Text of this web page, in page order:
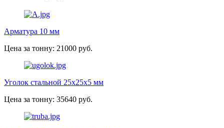
Арматура 10 мм
Цена за тонну: 21000 руб.
Уголок стальной 25х25х5 мм
Цена за тонну: 35640 руб.